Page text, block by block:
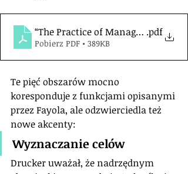
“The Practice of Management”
.pdf
Pobierz PDF • 389KB
Te pięć obszarów mocno
koresponduje z funkcjami opisanymi
przez Fayola, ale odzwierciedla też
nowe akcenty:
Wyznaczanie celów
Drucker uważał, że nadrzędnym